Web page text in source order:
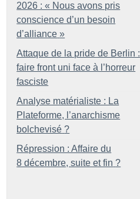
2026 : « Nous avons pris
conscience d’un besoin
d’alliance »
Attaque de la pride de Berlin :
faire front uni face à l’horreur
fasciste
Analyse matérialiste : La
Plateforme, l’anarchisme
bolchevisé ?
Répression : Affaire du
8 décembre, suite et fin ?